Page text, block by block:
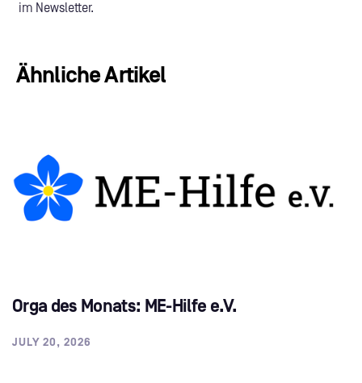
im Newsletter.
Ähnliche Artikel
Orga des Monats: ME-Hilfe e.V.
JULY 20, 2026